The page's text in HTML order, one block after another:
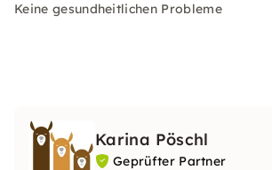
Keine gesundheitlichen Probleme
Karina Pöschl
Geprüfter Partner